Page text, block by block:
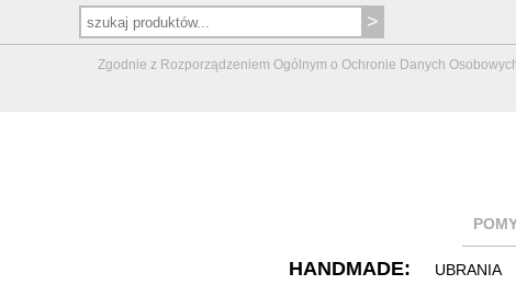
Zgodnie z Rozporządzeniem Ogólnym o Ochronie Danych
HANDMADE: UBRANIA